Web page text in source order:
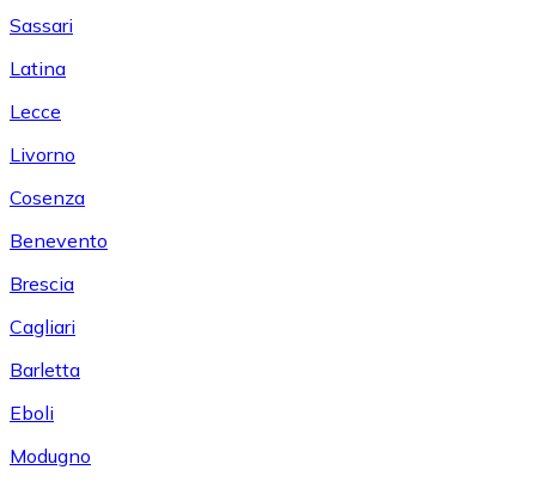
Sassari
Latina
Lecce
Livorno
Cosenza
Benevento
Brescia
Cagliari
Barletta
Eboli
Modugno